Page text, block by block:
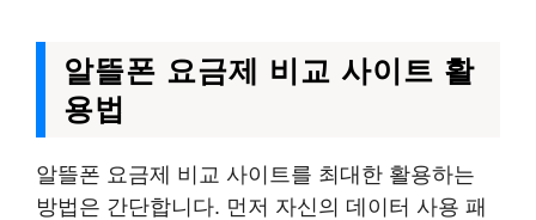
알뜰폰 요금제 비교 사이트 활
용법
알뜰폰 요금제 비교 사이트를 최대한 활용하는
방법은 간단합니다. 먼저 자신의 데이터 사용 패